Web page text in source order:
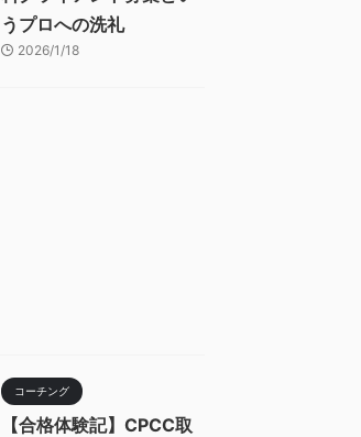
うプロへの洗礼
2026/1/18
コーチング
【合格体験記】CPCC取